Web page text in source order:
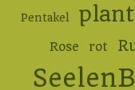
Pentakel
Rose rot